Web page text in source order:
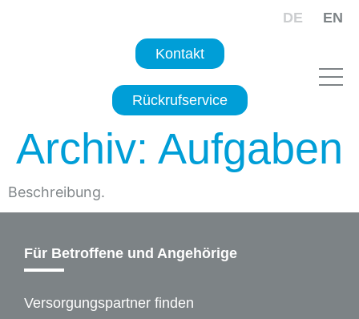
DE EN
Kontakt
Rückrufservice
Archiv: Aufgaben
Beschreibung.
Für Betroffene und Angehörige
Versorgungspartner finden